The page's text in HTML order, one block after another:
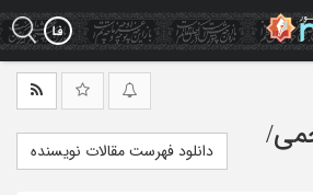
/
دانلود فهرست مقالات نویسنده